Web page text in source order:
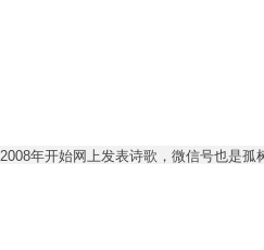
年开始网上发表诗歌，微信号也是